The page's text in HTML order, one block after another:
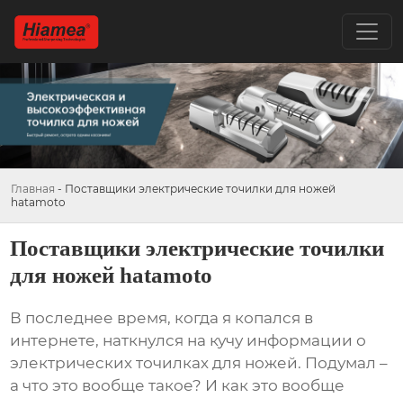
Главная - Поставщики электрические точилки для ножей
hatamoto
Поставщики электрические точилки
для ножей hatamoto
В последнее время, когда я копался в
интернете, наткнулся на кучу информации о
электрических точилках для ножей. Подумал –
а что это вообще такое? И как это вообще